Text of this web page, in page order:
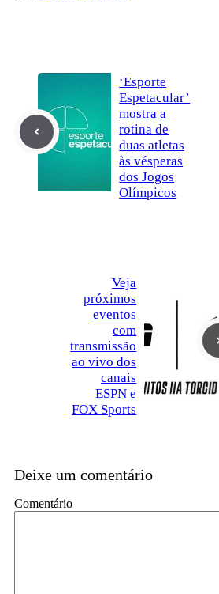
‘Esporte
Espetacular’
mostra a
rotina de
duas atletas
às vésperas
dos Jogos
Olímpicos
Veja
próximos
eventos
com
transmissão
ao vivo dos
canais
ESPN e
FOX Sports
Deixe um comentário
Comentário